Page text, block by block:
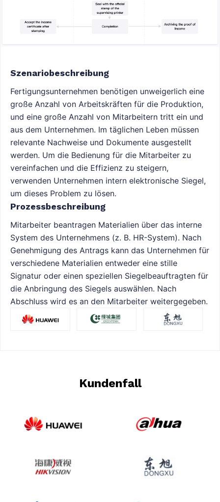
Szenariobeschreibung
Fertigungsunternehmen benötigen unweigerlich eine
große Anzahl von Arbeitskräften für die Produktion,
und eine große Anzahl von Mitarbeitern tritt ein und
aus dem Unternehmen. Im täglichen Leben müssen
relevante Nachweise und Dokumente ausgestellt
werden. Um die Bedienung für die Mitarbeiter zu
vereinfachen und die Effizienz zu steigern,
verwenden Unternehmen intern elektronische Siegel,
um dieses Problem zu lösen.
Prozessbeschreibung
Mitarbeiter beantragen Materialien über das interne
System des Unternehmens (z. B. HR-System). Nach
Genehmigung des Antrags kann das Unternehmen für
verschiedene Materialien entweder eine stille
Signatur oder einen speziellen Siegelbeauftragten für
die Anbringung des Siegels auswählen. Nach
Abschluss wird es an den Mitarbeiter weitergegeben.
Kundenfall